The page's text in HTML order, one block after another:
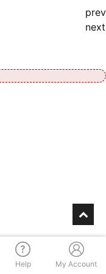
prev
next
Help My Account